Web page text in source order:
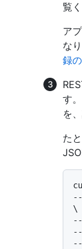
覧
ア
な
録
す
を
た
\